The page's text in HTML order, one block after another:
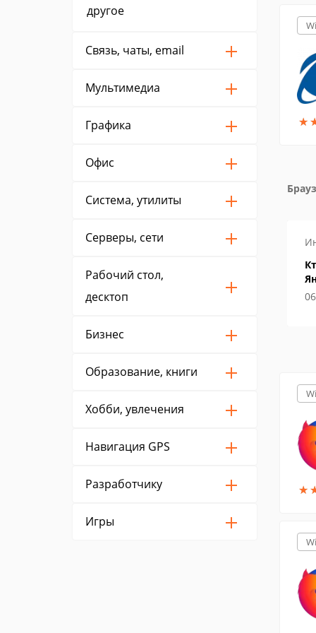
другое
Связь, чаты, email
Мультимедиа
Графика
Офис
Система, утилиты
Серверы, сети
Рабочий стол,
десктоп
Бизнес
Образование, книги
Хобби, увлечения
Навигация GPS
Разработчику
Игры
★
★
Настройка
хранятся пароли
06 июня 2022
★
★